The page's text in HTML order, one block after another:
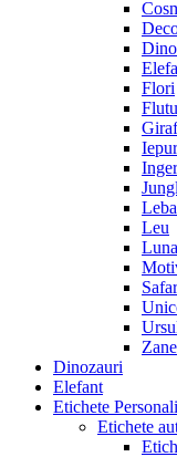
Flori
Leu
Luna
Zane
Dinozauri
Elefant
Etichete
Etichete